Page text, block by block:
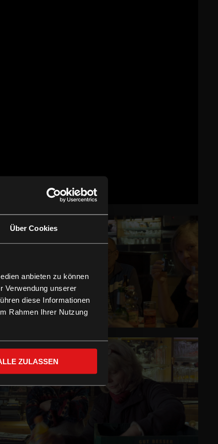
Über Cookies
anbieten zu können
Verwendung unserer
diese Informationen
Rahmen Ihrer Nutzung
ZULASSEN